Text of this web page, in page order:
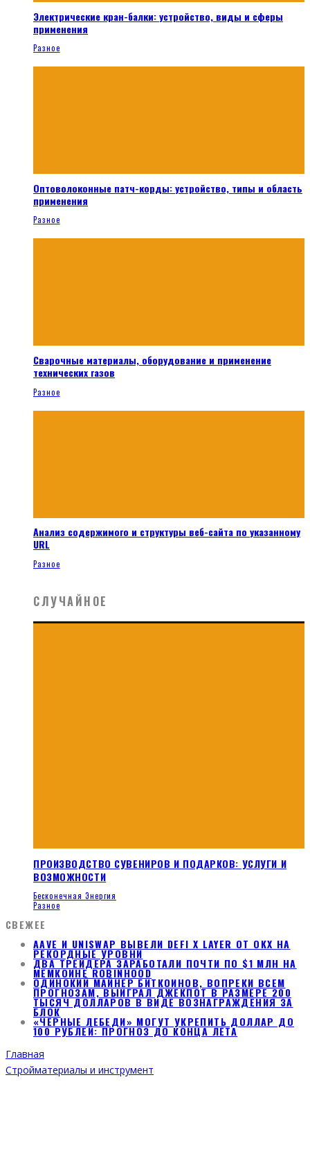
Электрические кран-балки: устройство, виды и сферы
применения
Разное
Оптоволоконные патч-корды: устройство, типы и область
применения
Разное
Сварочные материалы, оборудование и применение
технических газов
Разное
Анализ содержимого и структуры веб-сайта по указанному
URL
Разное
СЛУЧАЙНОЕ
ПРОИЗВОДСТВО СУВЕНИРОВ И ПОДАРКОВ: УСЛУГИ И
ВОЗМОЖНОСТИ
Бесконечная Энергия
Разное
СВЕЖЕЕ
AAVE И UNISWAP ВЫВЕЛИ DEFI X LAYER ОТ OKX НА
РЕКОРДНЫЕ УРОВНИ
ДВА ТРЕЙДЕРА ЗАРАБОТАЛИ ПОЧТИ ПО $1 МЛН НА
МЕМКОИНЕ ROBINHOOD
ОДИНОКИЙ МАЙНЕР БИТКОИНОВ, ВОПРЕКИ ВСЕМ
ПРОГНОЗАМ, ВЫИГРАЛ ДЖЕКПОТ В РАЗМЕРЕ 200
ТЫСЯЧ ДОЛЛАРОВ В ВИДЕ ВОЗНАГРАЖДЕНИЯ ЗА
БЛОК
«ЧЕРНЫЕ ЛЕБЕДИ» МОГУТ УКРЕПИТЬ ДОЛЛАР ДО
100 РУБЛЕЙ: ПРОГНОЗ ДО КОНЦА ЛЕТА
Главная
Стройматериалы и инструмент